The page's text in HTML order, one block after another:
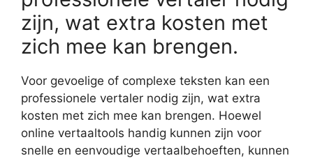
zijn, wat extra kosten met
zich mee kan brengen.
Voor gevoelige of complexe teksten kan een
professionele vertaler nodig zijn, wat extra
kosten met zich mee kan brengen. Hoewel
online vertaaltools handig kunnen zijn voor
snelle en eenvoudige vertaalbehoeften, kunnen